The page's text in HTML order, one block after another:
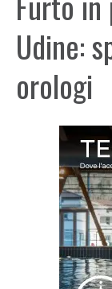
Udine:
orologi